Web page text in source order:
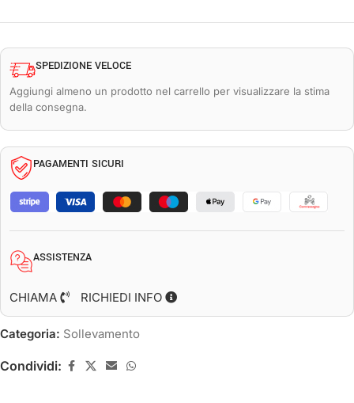
SPEDIZIONE VELOCE
Aggiungi almeno un prodotto nel carrello per visualizzare la stima
della consegna.
PAGAMENTI SICURI
ASSISTENZA
CHIAMA RICHIEDI INFO
Categoria: Sollevamento
Condividi: